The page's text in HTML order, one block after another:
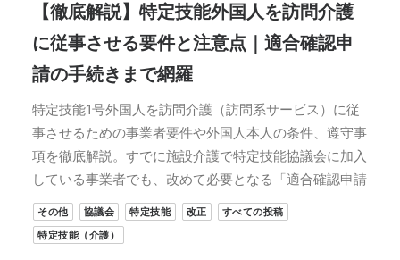
【徹底解説】特定技能外国人を訪問介護
に従事させる要件と注意点｜適合確認申
請の手続きまで網羅
特定技能1号外国人を訪問介護（訪問系サービス）に従
事させるための事業者要件や外国人本人の条件、遵守事
項を徹底解説。すでに施設介護で特定技能協議会に加入
している事業者でも、改めて必要となる「適合確認申請
その他 協議会 特定技能 改正
すべての投稿
特定技能（介護）